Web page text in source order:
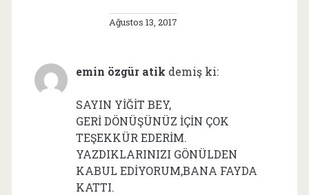
Ağustos 13, 2017
emin özgür atik demiş ki:
SAYIN YİĞİT BEY,
GERİ DÖNÜŞÜNÜZ İÇİN ÇOK
TEŞEKKÜR EDERİM.
YAZDIKLARINIZI GÖNÜLDEN
KABUL EDİYORUM,BANA FAYDA
KATTI.